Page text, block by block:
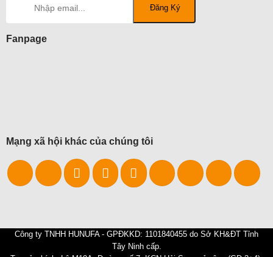
Fanpage
Mạng xã hội khác của chúng tôi
Công ty TNHH HUNUFA - GPĐKKD: 1101840455 do Sở KH&ĐT Tỉnh
Tây Ninh cấp.